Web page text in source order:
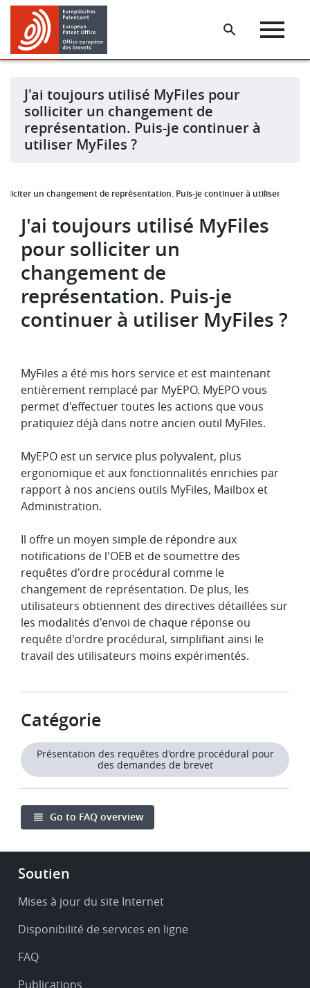
Skip
main
content
Skip
footer
J'ai toujours utilisé MyFiles pour
solliciter un changement de
représentation. Puis-je continuer à
utiliser MyFiles ?
un changement de représentation. Puis-je continuer à utiliser
J'ai toujours utilisé MyFiles
pour solliciter un
changement de
représentation. Puis-je
continuer à utiliser MyFiles ?
MyFiles a été mis hors service et est maintenant
entièrement remplacé par MyEPO. MyEPO vous
permet d'effectuer toutes les actions que vous
pratiquiez déjà dans notre ancien outil MyFiles.
MyEPO est un service plus polyvalent, plus
ergonomique et aux fonctionnalités enrichies par
rapport à nos anciens outils MyFiles, Mailbox et
Administration.
Il offre un moyen simple de répondre aux
notifications de l'OEB et de soumettre des
requêtes d'ordre procédural comme le
changement de représentation. De plus, les
utilisateurs obtiennent des directives détaillées sur
les modalités d'envoi de chaque réponse ou
requête d'ordre procédural, simplifiant ainsi le
travail des utilisateurs moins expérimentés.
Catégorie
Présentation des requêtes d'ordre procédural pour
des demandes de brevet
Go to FAQ overview
Footer
Service
support
Soutien
Mises à jour du site Internet
Disponibilité de services en ligne
FAQ
Publications